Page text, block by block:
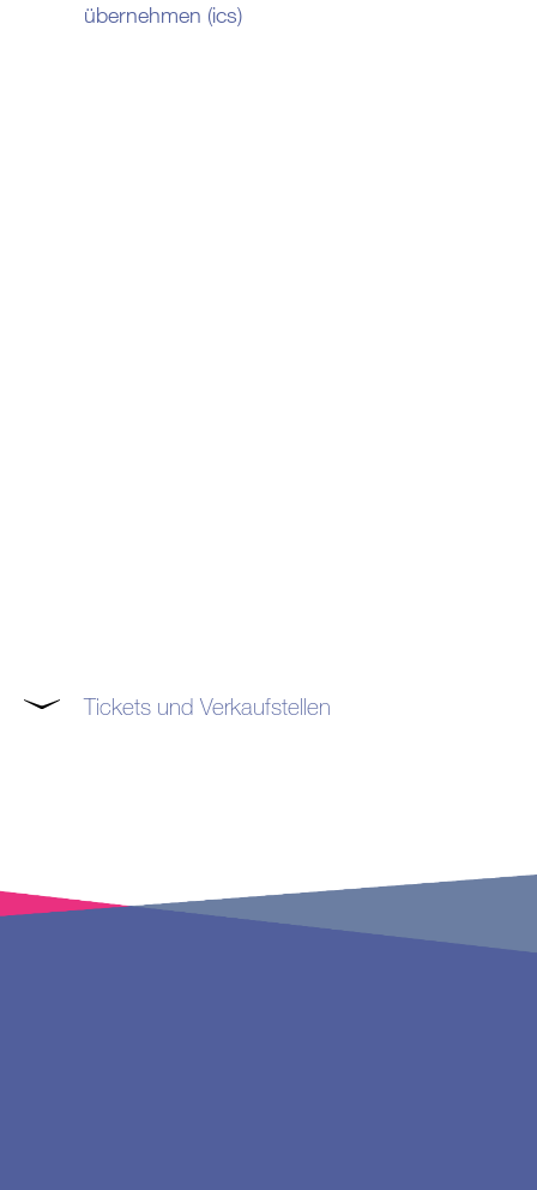
übernehmen (ics)
Tickets und Verkaufstellen